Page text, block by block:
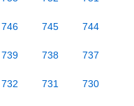
746 745 744
739 738 737
732 731 730